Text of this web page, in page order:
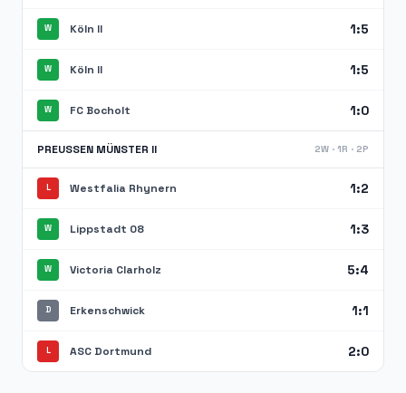
W Köln II 1:5
W Köln II 1:5
W FC Bocholt 1:0
PREUSSEN MÜNSTER II 2W · 1R · 2P
L Westfalia Rhynern 1:2
W Lippstadt 08 1:3
W Victoria Clarholz 5:4
D Erkenschwick 1:1
L ASC Dortmund 2:0